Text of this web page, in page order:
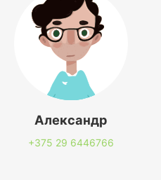
Александр
+375 29 6446766